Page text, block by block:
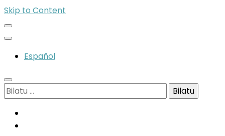
Skip to Content
Español
Bilatu: